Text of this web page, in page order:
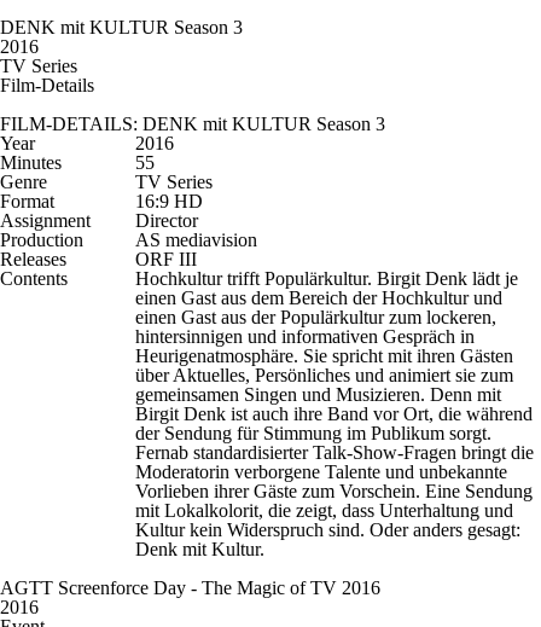
DENK mit KULTUR Season 3
2016
TV Series
Film-Details
FILM-DETAILS: DENK mit KULTUR Season 3
Year
2016
Minutes
55
Genre
TV Series
Format
16:9 HD
Assignment
Director
Production
AS mediavision
Releases
ORF III
Contents
Hochkultur trifft Populärkultur. Birgit Denk lädt je
einen Gast aus dem Bereich der Hochkultur und
einen Gast aus der Populärkultur zum lockeren,
hintersinnigen und informativen Gespräch in
Heurigenatmosphäre. Sie spricht mit ihren Gästen
über Aktuelles, Persönliches und animiert sie zum
gemeinsamen Singen und Musizieren. Denn mit
Birgit Denk ist auch ihre Band vor Ort, die während
der Sendung für Stimmung im Publikum sorgt.
Fernab standardisierter Talk-Show-Fragen bringt die
Moderatorin verborgene Talente und unbekannte
Vorlieben ihrer Gäste zum Vorschein. Eine Sendung
mit Lokalkolorit, die zeigt, dass Unterhaltung und
Kultur kein Widerspruch sind. Oder anders gesagt:
Denk mit Kultur.
AGTT Screenforce Day - The Magic of TV 2016
2016